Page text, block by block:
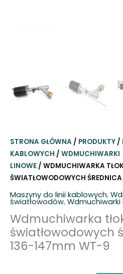
STRONA GŁÓWNA / PRODUKTY /
KABLOWYCH / WDMUCHIWARKI
LINOWE / WDMUCHIWARKA
ŚWIATŁOWODOWYCH
Maszyny do linii kablowych,
światłowodów, Wdmuchiwarki
Wdmuchiwarka
światłowodowych
136-147mm WT-9